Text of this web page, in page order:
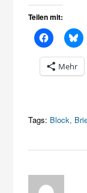
Teilen mit:
Mehr
Tags: Block,